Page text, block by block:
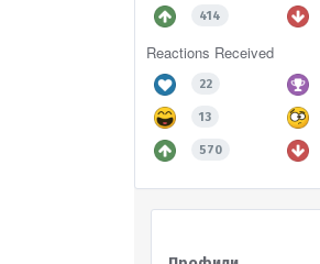
414
Reactions Received
22
13
570